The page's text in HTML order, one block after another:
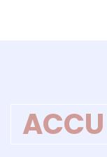
ACCU